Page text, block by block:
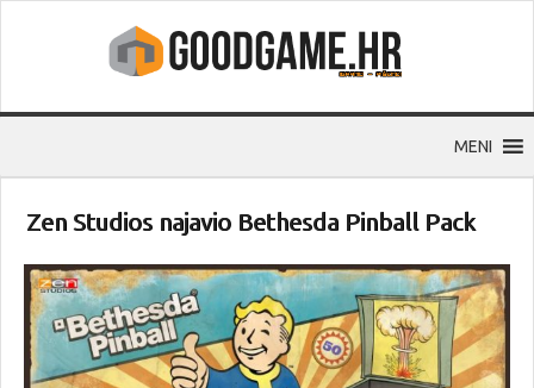
MENI
Zen Studios najavio Bethesda Pinball Pack